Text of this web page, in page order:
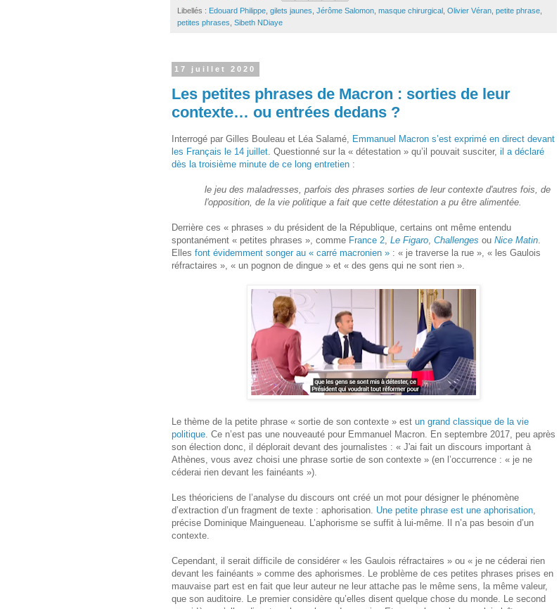
Libellés : Edouard Philippe gilets jaunes Jérôme Salomon masque chirurgical Olivier Véran petite phrase
petites phrases Sibeth NDiaye
17 juillet 2020
Les petites phrases de Macron : sorties de leur
contexte… ou entrées dedans ?
Interrogé par Gilles Bouleau et Léa Salamé, Emmanuel Macron s’est exprimé en direct devant
les Français le 14 juillet. Questionné sur la « détestation » qu’il pouvait susciter, il a déclaré
dès la troisième minute de ce long entretien :
le jeu des maladresses, parfois des phrases sorties de leur contexte d'autres fois, de
l'opposition, de la vie politique a fait que cette détestation a pu être alimentée.
Derrière ces « phrases » du président de la République, certains ont même entendu
spontanément « petites phrases », comme France 2, Le Figaro, Challenges ou Nice Matin.
Elles font évidemment songer au « carré macronien » : « je traverse la rue », « les Gaulois
réfractaires », « un pognon de dingue » et « des gens qui ne sont rien ».
Le thème de la petite phrase « sortie de son contexte » est un grand classique de la vie
politique. Ce n’est pas une nouveauté pour Emmanuel Macron. En septembre 2017, peu après
son élection donc, il déplorait devant des journalistes : « J'ai fait un discours important à
Athènes, vous avez choisi une phrase sortie de son contexte » (en l’occurrence : « je ne
céderai rien devant les fainéants »).
Les théoriciens de l’analyse du discours ont créé un mot pour désigner le phénomène
d’extraction d’un fragment de texte : aphorisation. Une petite phrase est une aphorisation,
précise Dominique Maingueneau. L’aphorisme se suffit à lui-même. Il n’a pas besoin d’un
contexte.
Cependant, il serait difficile de considérer « les Gaulois réfractaires » ou « je ne céderai rien
devant les fainéants » comme des aphorismes. Le problème de ces petites phrases prises en
mauvaise part est en fait que leur auteur ne leur attache pas le même sens, la même valeur,
que son auditoire. Le premier considère qu’elles disent quelque chose du monde. Le second